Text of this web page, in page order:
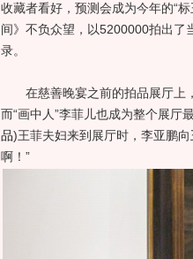
收藏者看好，预测会成为今年的“
间》不负众望，以5200000拍出了
录。
在慈善晚宴之前的拍品展厅上，
而“画中人”李菲儿也成为整个展厅
品)王菲夫妇来到展厅时，李亚鹏向
啊！”